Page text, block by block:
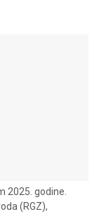
2025. godine.
(RGZ),